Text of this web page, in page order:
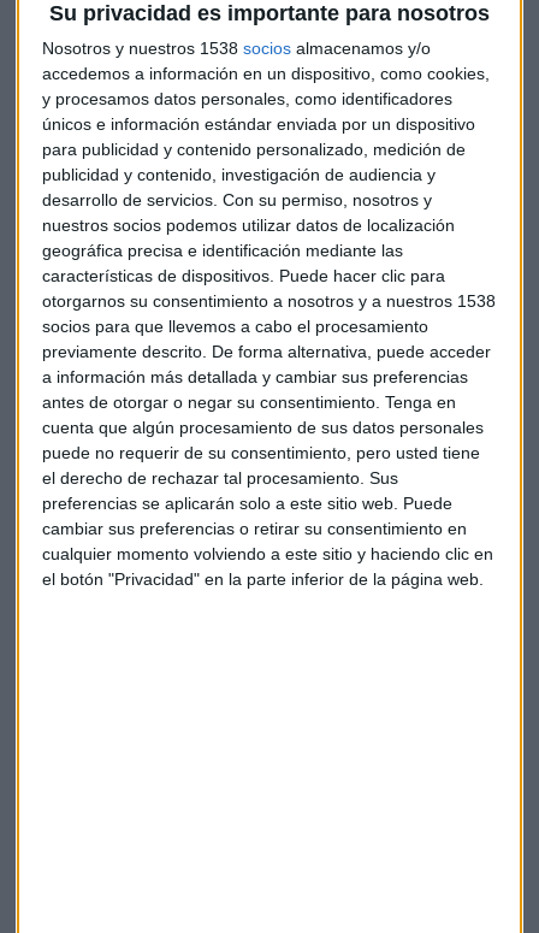
Su privacidad es importante para nosotros
Nosotros y nuestros 1538 socios almacenamos y/o
accedemos a información en un dispositivo, como cookies,
y procesamos datos personales, como identificadores
únicos e información estándar enviada por un dispositivo
para publicidad y contenido personalizado, medición de
publicidad y contenido, investigación de audiencia y
desarrollo de servicios. Con su permiso, nosotros y
nuestros socios podemos utilizar datos de localización
geográfica precisa e identificación mediante las
características de dispositivos. Puede hacer clic para
otorgarnos su consentimiento a nosotros y a nuestros 1538
socios para que llevemos a cabo el procesamiento
previamente descrito. De forma alternativa, puede acceder
a información más detallada y cambiar sus preferencias
antes de otorgar o negar su consentimiento. Tenga en
cuenta que algún procesamiento de sus datos personales
puede no requerir de su consentimiento, pero usted tiene
el derecho de rechazar tal procesamiento. Sus
preferencias se aplicarán solo a este sitio web. Puede
cambiar sus preferencias o retirar su consentimiento en
cualquier momento volviendo a este sitio y haciendo clic en
el botón "Privacidad" en la parte inferior de la página web.
La caída casi en bloque del sector bancario encabezado por
BBVA y Santander, que se dejaron un 2,5 y 1,4 por ciento,
respectivamente, marcaron los compases finales de la
sesión, en una recogida de beneficios tras las subidas de los
últimos días y antes de conocer las medidas del BCE.
La debilidad de otro de los valores con más peso en el
selectivo español, Repsol, que se dejó un 2,1 por ciento
también contribuyó al tono negativo del Ibex. Su accionista
Sacyr acabó con una caída del 3,1 por ciento.
En el lado opuesto, Inditex sumó un 1,7 por ciento a 34,56
euros y se situaba en zona de máximos históricos en un
mercado pendiente del anuncio de sus resultados la
próxima semana.
"Es una acción muy sensible a los resultados. Parece que
algunos ya están tomando posiciones", dijo un trader en